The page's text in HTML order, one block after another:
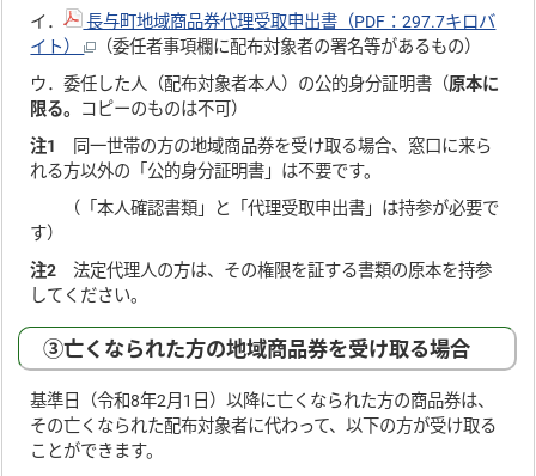
イ．
長与町地域商品券代理受取申出書（PDF：297.7キロバ
イト）
（委任者事項欄に配布対象者の署名等があるもの）
ウ．委任した人（配布対象者本人）の公的身分証明書（原本に
限る。 コピーのものは不可）
注1
同一世帯の方の地域商品券を受け取る場合、窓口に来ら
れる方以外の「公的身分証明書」は不要です。
（「本人確認書類」と「代理受取申出書」は持参が必要で
す）
注2 法定代理人の方は、その権限を証する書類の原本を持参
してください。
③亡くなられた方の地域商品券を受け取る場合
基準日（令和8年2月1日）以降に亡くなられた方の商品券は、
その亡くなられた配布対象者に代わって、以下の方が受け取る
ことができます。